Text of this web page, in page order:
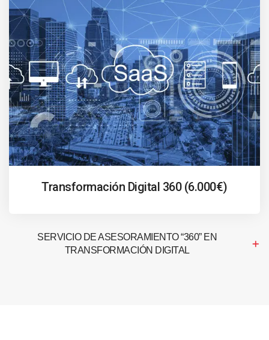
Transformación Digital 360 (6.000€)
SERVICIO DE ASESORAMIENTO “360” EN
TRANSFORMACIÓN DIGITAL